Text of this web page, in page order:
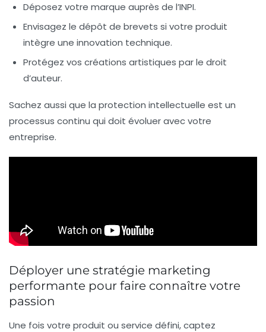
Déposez votre marque auprès de l’INPI.
Envisagez le dépôt de brevets si votre produit
intègre une innovation technique.
Protégez vos créations artistiques par le droit
d’auteur.
Sachez aussi que la protection intellectuelle est un
processus continu qui doit évoluer avec votre
entreprise.
Déployer une stratégie marketing
performante pour faire connaître votre
passion
Une fois votre produit ou service défini, captez